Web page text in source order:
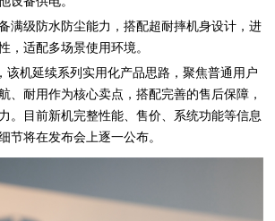
满级防水防尘能力，搭配超耐摔机身设计，进
，适配多场景使用环境。
该机延续系列实用化产品思路，聚焦普通用户
、耐用作为核心卖点，搭配完善的售后保障，
。目前新机完整性能、售价、系统功能等信息
节将在发布会上逐一公布。